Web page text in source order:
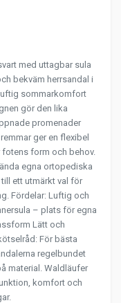
med uttagbar sula
bekväm herrsandal i
sommarkomfort
gör den lika
promenader
ger en flexibel
form och behov.
egna ortopediska
ett utmärkt val för
Fördelar: Luftig och
– plats för egna
Lätt och
För bästa
regelbundet
material. Waldläufer
komfort och